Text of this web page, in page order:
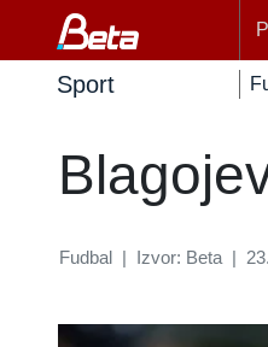
Sport
Fudbal | Izvor: Beta |